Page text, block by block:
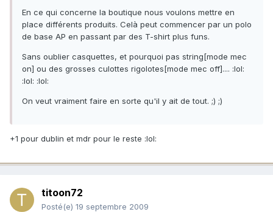
En ce qui concerne la boutique nous voulons mettre en
place différents produits. Celà peut commencer par un polo
de base AP en passant par des T-shirt plus funs.
Sans oublier casquettes, et pourquoi pas string[mode mec
on] ou des grosses culottes rigolotes[mode mec off].... :lol:
:lol: :lol:
On veut vraiment faire en sorte qu'il y ait de tout. ;) ;)
+1 pour dublin et mdr pour le reste :lol:
titoon72
Posté(e) 19 septembre 2009